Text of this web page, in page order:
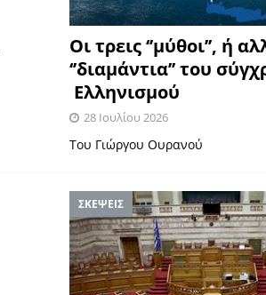
Οι τρεις ‘’μύθοι’’, ή
‘’διαμάντια’’ του
Ελληνισμού
28 Ιουλίου 2026
Του Γιώργου Ουρανού
ΣΚΕΨΕΙΣ